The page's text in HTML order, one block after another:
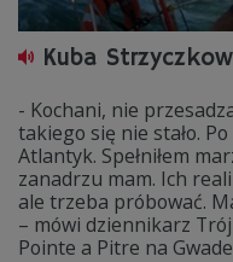
Kuba
- Kochani, nie
takiego się nie stało.
Atlantyk. Spełniłem
zanadrzu mam. Ich
ale trzeba próbować.
– mówi dziennikarz
Pointe a Pitre na